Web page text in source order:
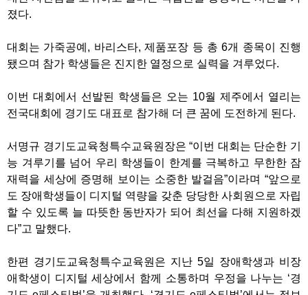
졌다.
대회는 가죽공예, 바리스타, 제품포장 등 총 6개 종목이 진행
됐으며 참가 학생들은 진지한 열정으로 실력을 겨루었다.
이번 대회에서 선발된 학생들은 오는 10월 제주에서 열리는
전국대회에 경기도 대표로 참가해 더 큰 꿈에 도전하게 된다.
서명규 경기도교육청특수교육원장은 “이번 대회는 단순한 기
능 겨루기를 넘어 우리 학생들이 한계를 극복하고 무한한 잠
재력을 세상에 증명해 보이는 소중한 발걸음”이라며 “앞으로
도 장애학생들이 디지털 역량을 갖춘 당당한 사회원으로 자립
할 수 있도록 늘 따뜻한 동반자가 되어 최선을 다해 지원하겠
다”고 말했다.
한편 경기도교육청특수교육원은 지난 5일 장애학생과 비장
애학생이 디지털 세상에서 함께 소통하며 우정을 나누는 ‘경